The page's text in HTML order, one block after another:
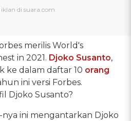
merilis World's
in 2021. Djoko Susanto,
ke dalam daftar 10 orang
ini versi Forbes.
Djoko Susanto?
ini mengantarkan Djoko